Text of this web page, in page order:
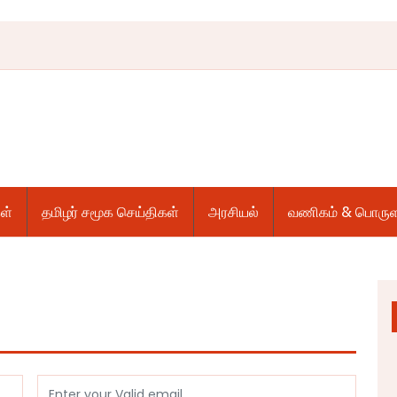
தமிழர் சமூக செய்திகள் அரசியல் வணிகம் &